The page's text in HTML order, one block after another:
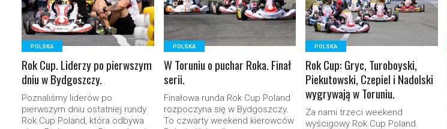
POLSKA
Rok Cup. Liderzy po pierwszym
dniu w Bydgoszczy.
Poznaliśmy liderów po
pierwszym dniu ostatniej rundy
Rok Cup Poland, która odbywa
POLSKA
W Toruniu o puchar Roka. Finał
serii.
Finałowa runda Rok Cup Poland
rozpoczyna się w Bydgoszczy.
To czwarty weekend kierowców
POLSKA
Rok Cup: Gryc, Turoboyski,
Piekutowski, Czepiel i Nadolski
wygrywają w Toruniu.
Za nami trzeci weekend
wyścigowy Rok Cup Poland.